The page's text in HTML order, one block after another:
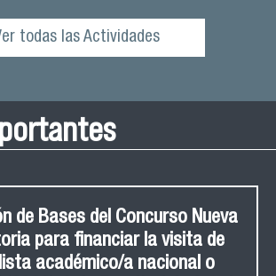
todas las Actividades
de Bases del Concurso Nueva
para financiar la visita de
académico/a nacional o